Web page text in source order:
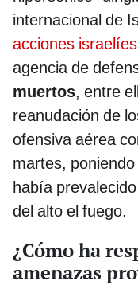
internacional de
acciones
agencia de
muertos, entre
reanudación de
ofensiva aérea
martes,
había
del alto el fuego.
¿Cómo ha
amenazas